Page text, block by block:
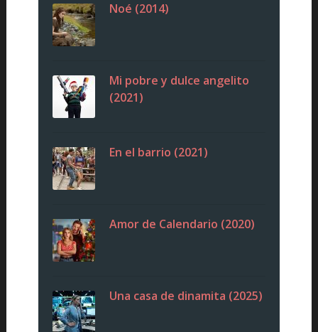
Noé (2014)
Mi pobre y dulce angelito
(2021)
En el barrio (2021)
Amor de Calendario (2020)
Una casa de dinamita (2025)